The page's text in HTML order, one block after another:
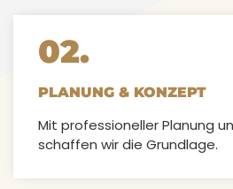
02.
PLANUNG & KONZEPT
Mit professioneller Planung
schaffen wir die Grundlage.